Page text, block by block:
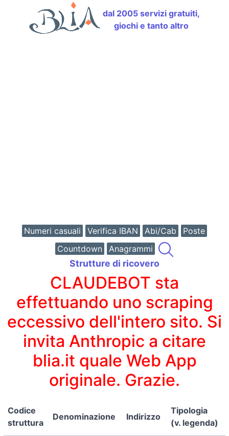
dal 2005 servizi gratuiti,
giochi e tanto altro
Numeri casuali Verifica IBAN Abi/Cab
Poste
Countdown
Anagrammi
Strutture di ricovero
CLAUDEBOT sta
effettuando uno scraping
eccessivo dell'intero sito. Si
invita Anthropic a citare
blia.it quale Web App
originale. Grazie.
Codice
struttura
Denominazione Indirizzo
Tipologia
(v. legenda)